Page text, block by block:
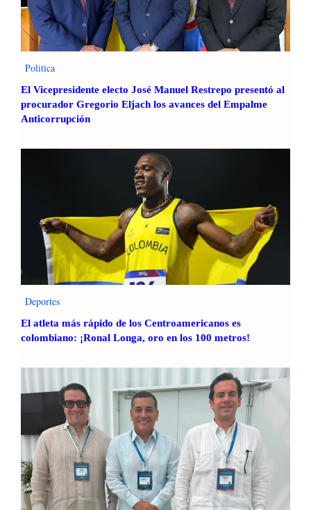
Politica
El Vicepresidente electo José Manuel Restrepo presentó al
procurador Gregorio Eljach los avances del Empalme
Anticorrupción
Deportes
El atleta más rápido de los Centroamericanos es
colombiano: ¡Ronal Longa, oro en los 100 metros!